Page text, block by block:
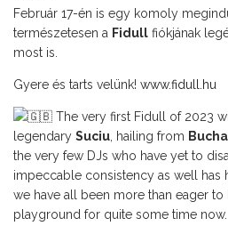
Február 17-én is egy komoly
természetesen a Fidull fiókjának
most is.
Gyere és tarts velünk! www.fidull.hu
The very first Fidull of 2023
legendary Suciu, hailing from
the very few DJs who have yet to
impeccable consistency as well has
we have all been more than eager
playground for quite some time now.